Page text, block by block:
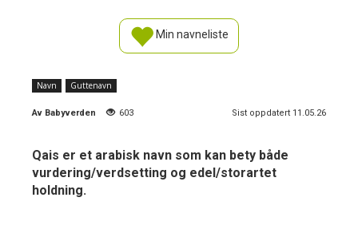
Min navneliste
Navn Guttenavn
Av Babyverden 603 Sist oppdatert 11.05.26
Qais er et arabisk navn som kan bety både
vurdering/verdsetting og edel/storartet
holdning.